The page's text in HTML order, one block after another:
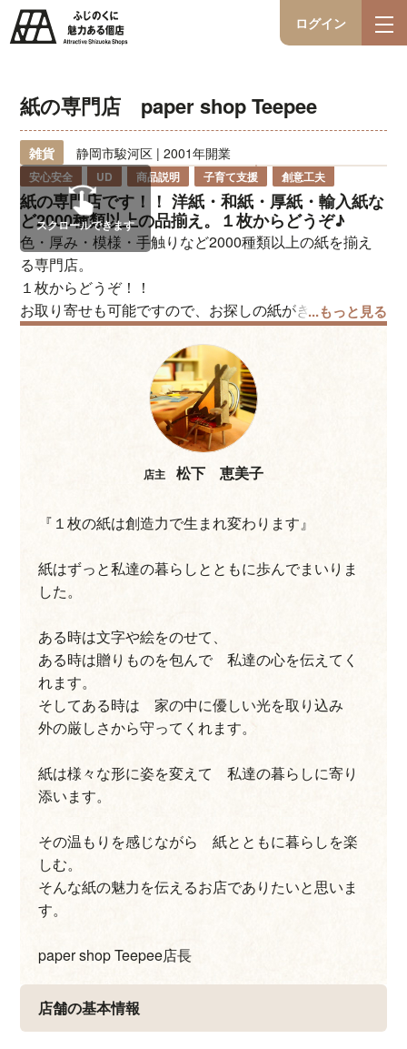
ログイン
紙の専門店 paper shop Teepee
雑貨 静岡市駿河区 | 2001年開業
スクロールできます
安心安全 UD 商品説明 子育て支援 創意工夫
紙の専門店です！！ 洋紙・和紙・厚紙・輸入紙な
ど2000種類以上の品揃え。１枚からどうぞ♪
色・厚み・模様・手触りなど2000種類以上の紙を揃え
る専門店。
１枚からどうぞ！！
お取り寄せも可能ですので、お探しの紙がきっと見つか
りますよ☆
希望のサイズにmm単位で裁断も可。各種加工もご相談
その他、紙雑貨やクラフト道具、加工グッズもございま
大きなテーブルでは、お教室も開催。
店内の作品を眺めていると紙の可能性や面白さをどんど
...もっと見る
店主 松下 恵美子
『１枚の紙は創造力で生まれ変わります』
紙はずっと私達の暮らしとともに歩んでまいりま
した。
ある時は文字や絵をのせて、
ある時は贈りものを包んで 私達の心を伝えてく
れます。
そしてある時は 家の中に優しい光を取り込み
外の厳しさから守ってくれます。
紙は様々な形に姿を変えて 私達の暮らしに寄り
添います。
その温もりを感じながら 紙とともに暮らしを楽
しむ。
そんな紙の魅力を伝えるお店でありたいと思いま
す。
paper shop Teepee店長
店舗の基本情報